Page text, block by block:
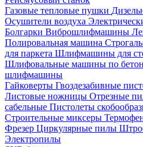
Газовые тепловые пушки
Осушители воздуха
Болгарки Виброшлифмашины
Полировальная машина
для паркета Шлифмашины для
Шлифовальные машины по
шлифмашины
Гайковерты Гвоздезабивные
Листовые ножницы Отрезные
сабельные Пистолеты
Строительные миксеры
Фрезер Циркулярные пилы
Электропилы